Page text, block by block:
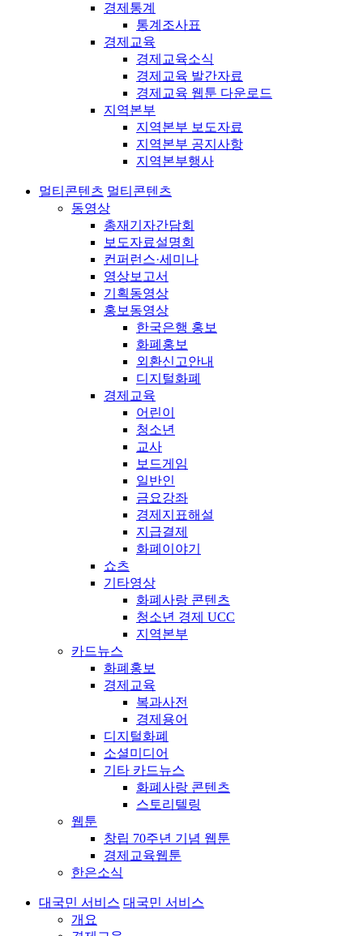
경제통계
통계조사표
경제교육
경제교육소식
경제교육 발간자료
경제교육 웹툰 다운로드
지역본부
지역본부 보도자료
지역본부 공지사항
지역본부행사
멀티콘텐츠 멀티콘텐츠
동영상
총재기자간담회
보도자료설명회
컨퍼런스·세미나
영상보고서
기획동영상
홍보동영상
한국은행 홍보
화폐홍보
외환신고안내
디지털화폐
경제교육
어린이
청소년
교사
보드게임
일반인
금요강좌
경제지표해설
지급결제
화폐이야기
쇼츠
기타영상
화폐사랑 콘텐츠
청소년 경제 UCC
지역본부
카드뉴스
화폐홍보
경제교육
복과사전
경제용어
디지털화폐
소셜미디어
기타 카드뉴스
화폐사랑 콘텐츠
스토리텔링
웹툰
창립 70주년 기념 웹툰
경제교육웹툰
한은소식
대국민 서비스 대국민 서비스
개요